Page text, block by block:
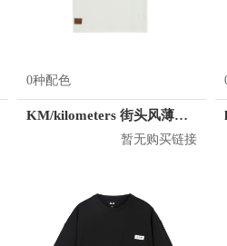
0种配色
KM/kilometers 街头风薄款印花短袖T恤 男女同款 M2X2108248
暂无购买链接